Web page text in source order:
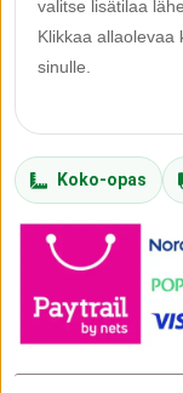
valitse lisätilaa
Klikkaa allaolevaa
sinulle.
Koko-opas